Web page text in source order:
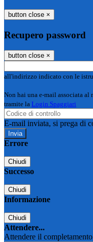
button close ×
Recupero password
button close ×
all'indirizzo indicato con le
Non hai una e-mail associata al
tramite la Login Spaggiari
E-mail inviata, si prega di
Errore
Chiudi
Successo
Chiudi
Informazione
Chiudi
Attendere...
Attendere il